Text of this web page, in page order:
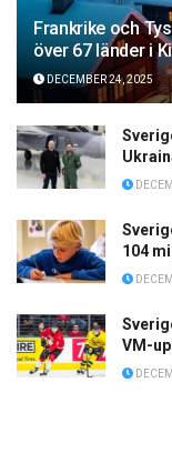
Frankrike och
över 67 länder i
DECEMBER 24, 2025
104
VM-